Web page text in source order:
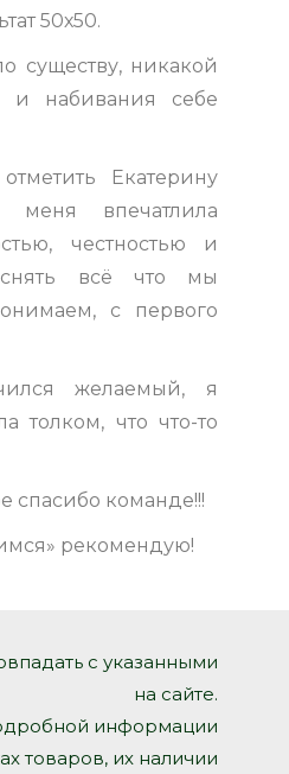
50х50.
существу, никакой
и набивания себе
Екатерину
меня впечатлила
честностью и
всё что мы
с первого
желаемый, я
толком, что что-то
спасибо команде!!!
рекомендую!
с указанными
на сайте.
информации
товаров, их наличии